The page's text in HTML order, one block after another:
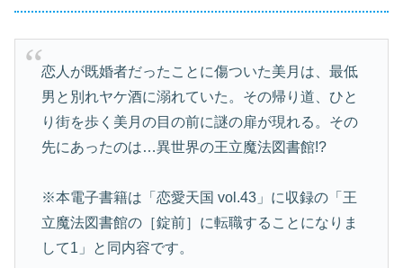
恋人が既婚者だったことに傷ついた美月は、最低
男と別れヤケ酒に溺れていた。その帰り道、ひと
り街を歩く美月の目の前に謎の扉が現れる。その
先にあったのは…異世界の王立魔法図書館!?
※本電子書籍は「恋愛天国 vol.43」に収録の「王
立魔法図書館の［錠前］に転職することになりま
して1」と同内容です。